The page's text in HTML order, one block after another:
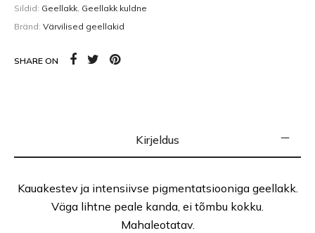
Sildid: Geellakk, Geellakk kuldne
Bränd: Värvilised geellakid
SHARE ON
Kirjeldus
Kauakestev ja intensiivse pigmentatsiooniga geellakk.
Väga lihtne peale kanda, ei tõmbu kokku.
Mahaleotatav.